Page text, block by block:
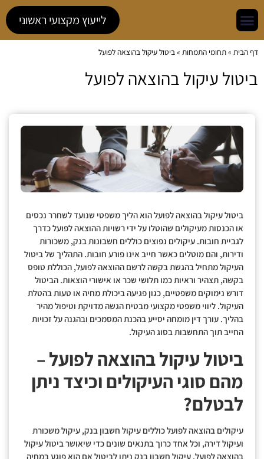
לייעוץ מקצועי ראשוני
דף הבית »תחומי התמחות »ביטול עיקול בהוצאה לפועל
ביטול עיקול בהוצאה לפועל
ביטול עיקול בהוצאה לפועל הוא הליך משפטי שנועד לשחרר נכסים
או הכנסות מעיקולים שהוטלו על ידי רשויות ההוצאה לפועל כדרך
לגביית חובות. עיקולים נפוצים כוללים חשבונות בנק, משכורות
ודירות, והם מוטלים כאשר חייב אינו פורע חובות. התהליך של ביטול
העיקול מתחיל בהגשת בקשה לרשם ההוצאה לפועל, הכוללת טופס
בקשה, תצהיר וראיות כמו תלושי שכר או אישורי הוצאות. הביטול
דורש נימוקים משפטיים, כגון פגיעה ביכולת מחיה או טעות בהטלת
העיקול. ליווי משפטי מקצועי מבטיח הגשה מדויקת וטיפול מהיר
בהליך. עורך דין מומחה יסייע בהכנת המסמכים ובהגנה על זכויות
החייב תוך התחשבות בסוג העיקול.
ביטול עיקול בהוצאה לפועל –
מהם סוגי העיקולים וכיצד ניתן
לבטלם?
עיקולים בהוצאה לפועל כוללים עיקול חשבון בנק, עיקול משכורת
ועיקול דירה, וכל אחד כרוך בתנאים שונים כדי שיאושר ביטול עיקול
בהוצאה לפועל. עיקול חשבון בנק ניתן לביטול אם הוא פוגע במחיה